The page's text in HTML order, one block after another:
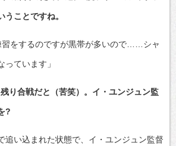
うことですね。
習をするのですが黒帯が多いので……シャ
っています」
り合戦だと（苦笑）。イ・ユンジュン監
?
追い込まれた状態で、イ・ユンジュン監督